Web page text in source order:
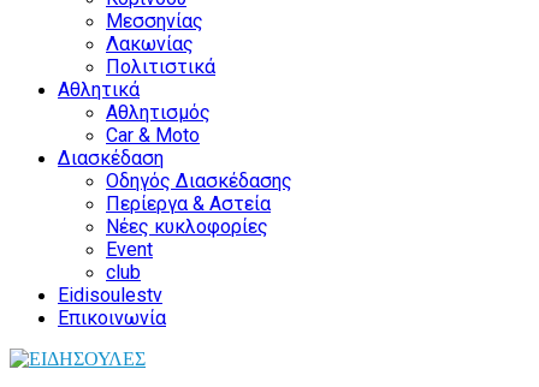
Μεσσηνίας
Λακωνίας
Πολιτιστικά
Αθλητικά
Αθλητισμός
Car & Moto
Διασκέδαση
Οδηγός Διασκέδασης
Περίεργα & Αστεία
Νέες κυκλοφορίες
Event
club
Eidisoulestv
Επικοινωνία